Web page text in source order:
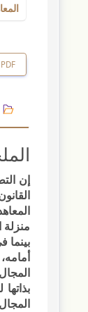
PDF
إن
منزلة
بينما